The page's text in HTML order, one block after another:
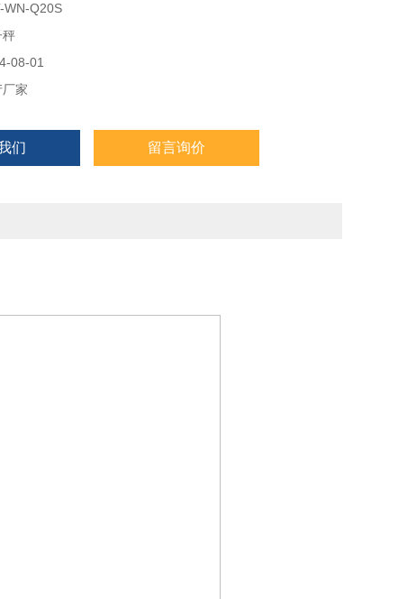
动保存所有称重数据致计算机上；
自动储存数据，可随时导出数据；
客户自定义功能
WN-Q20S
秤
08-01
家
们 留言询价